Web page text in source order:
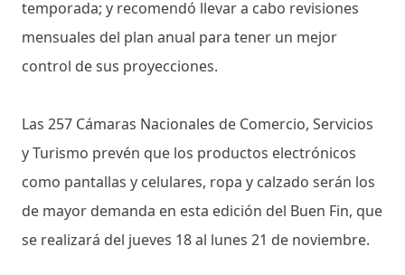
temporada; y recomendó llevar a cabo revisiones
mensuales del plan anual para tener un mejor
control de sus proyecciones.
Las 257 Cámaras Nacionales de Comercio, Servicios
y Turismo prevén que los productos electrónicos
como pantallas y celulares, ropa y calzado serán los
de mayor demanda en esta edición del Buen Fin, que
se realizará del jueves 18 al lunes 21 de noviembre.